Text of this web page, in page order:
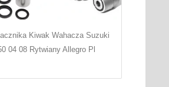
Kiwak Wahacza Suzuki
04 08 Rytwiany Allegro Pl